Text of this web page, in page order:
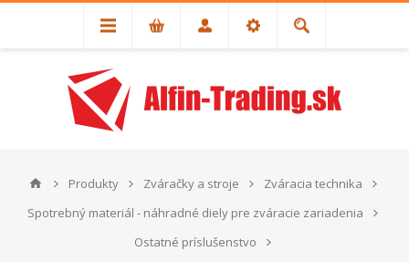
Produkty Zváračky a stroje
Zváracia technika
Spotrebný materiál - náhradné diely pre zváracie zariadenia
Ostatné príslušenstvo